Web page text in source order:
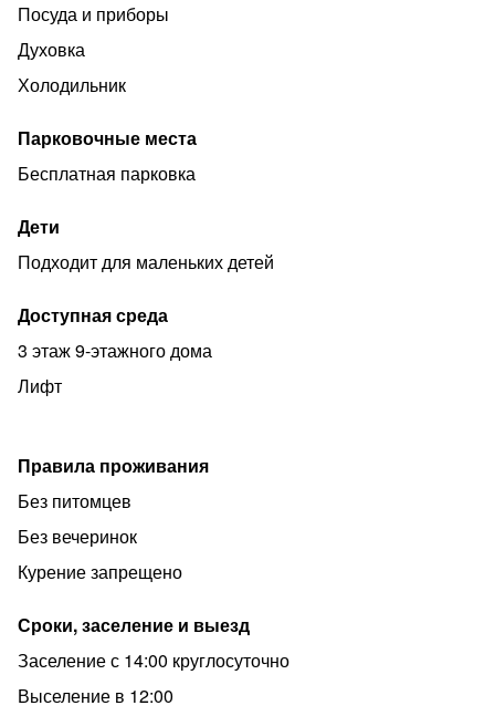
Посуда и приборы
Духовка
Холодильник
Парковочные места
Бесплатная парковка
Дети
Подходит для маленьких детей
Доступная среда
3 этаж 9-этажного дома
Лифт
Правила проживания
Без питомцев
Без вечеринок
Курение запрещено
Сроки, заселение и выезд
Заселение с 14:00 круглосуточно
Выселение в 12:00